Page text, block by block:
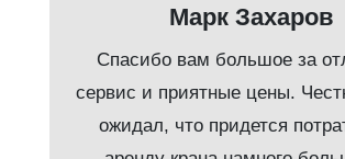
Марк Захаров
Спасибо вам большое за
сервис и приятные цены.
ожидал, что придется